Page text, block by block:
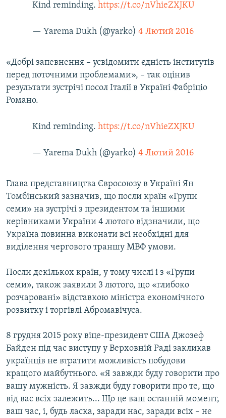
Kind reminding. https://t.co/nVhieZXJKU
— Yarema Dukh (@yarko) 4 Лютий 2016
«Добрі запевнення – усвідомити єдність інститутів
перед поточними проблемами», – так оцінив
результати зустрічі посол Італії в Україні Фабріціо
Романо.
Kind reminding. https://t.co/nVhieZXJKU
— Yarema Dukh (@yarko) 4 Лютий 2016
Глава представництва Євросоюзу в Україні Ян
Томбінський зазначив, що посли країн «Групи
семи» на зустрічі з президентом та іншими
керівниками України 4 лютого відзначили, що
Україна повинна виконати всі необхідні для
виділення чергового траншу МВФ умови.
Посли декількох країн, у тому числі і з «Групи
семи», також заявили 3 лютого, що «глибоко
розчаровані» відставкою міністра економічного
розвитку і торгівлі Абромавічуса.
8 грудня 2015 року віце-президент США Джозеф
Байден під час виступу у Верховній Раді закликав
українців не втратити можливість побудови
кращого майбутнього. «Я завжди буду говорити про
вашу мужність. Я завжди буду говорити про те, що
від вас всіх залежить... Що це ваш останній момент,
ваш час, і, будь ласка, заради нас, заради всіх – не